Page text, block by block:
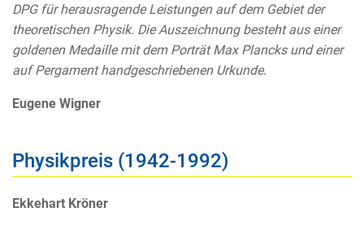
DPG für herausragende Leistungen auf dem Gebiet der
theoretischen Physik. Die Auszeichnung besteht aus einer
goldenen Medaille mit dem Porträt Max Plancks und einer
auf Pergament handgeschriebenen Urkunde.
Eugene Wigner
Physikpreis (1942-1992)
Ekkehart Kröner